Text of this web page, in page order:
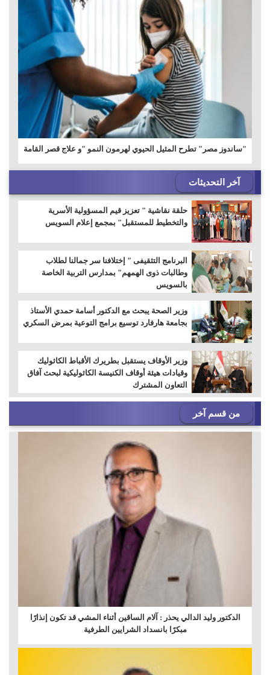
"ساندوز مصر" تطرح المثيل الحيوي لهرمون النمو "و علاج قصر القامة
آخر التحديثات
حلقة نقاشية " تعزيز قيم المسؤولية الأسرية
والتخطيط للمستقبل" بمجمع إعلام السويس
البرنامج التثقيفى " إختلافنا سر جمالنا لطلاب
وطالبات ذوى الهمهم" بمدارس التربية الخاصة
بالسويس
وزير الصحة يبحث مع الدكتور أسامة حمدي الأستاذ
بجامعة هارفارد توسيع برامج التوعية بمرض السكري
وزير الأوقاف يستقبل بطريرك الأقباط الكاثوليك
وقيادات هيئة أوقاف الكنيسة الكاثوليكية لبحث آفاق
التعاون المشترك
من قسم آخر
الدكتور وليد الدالي يحذر : آلام الساقين أثناء المشي قد تكون إنذارًا
مبكرًا بانسداد الشرايين الطرفية